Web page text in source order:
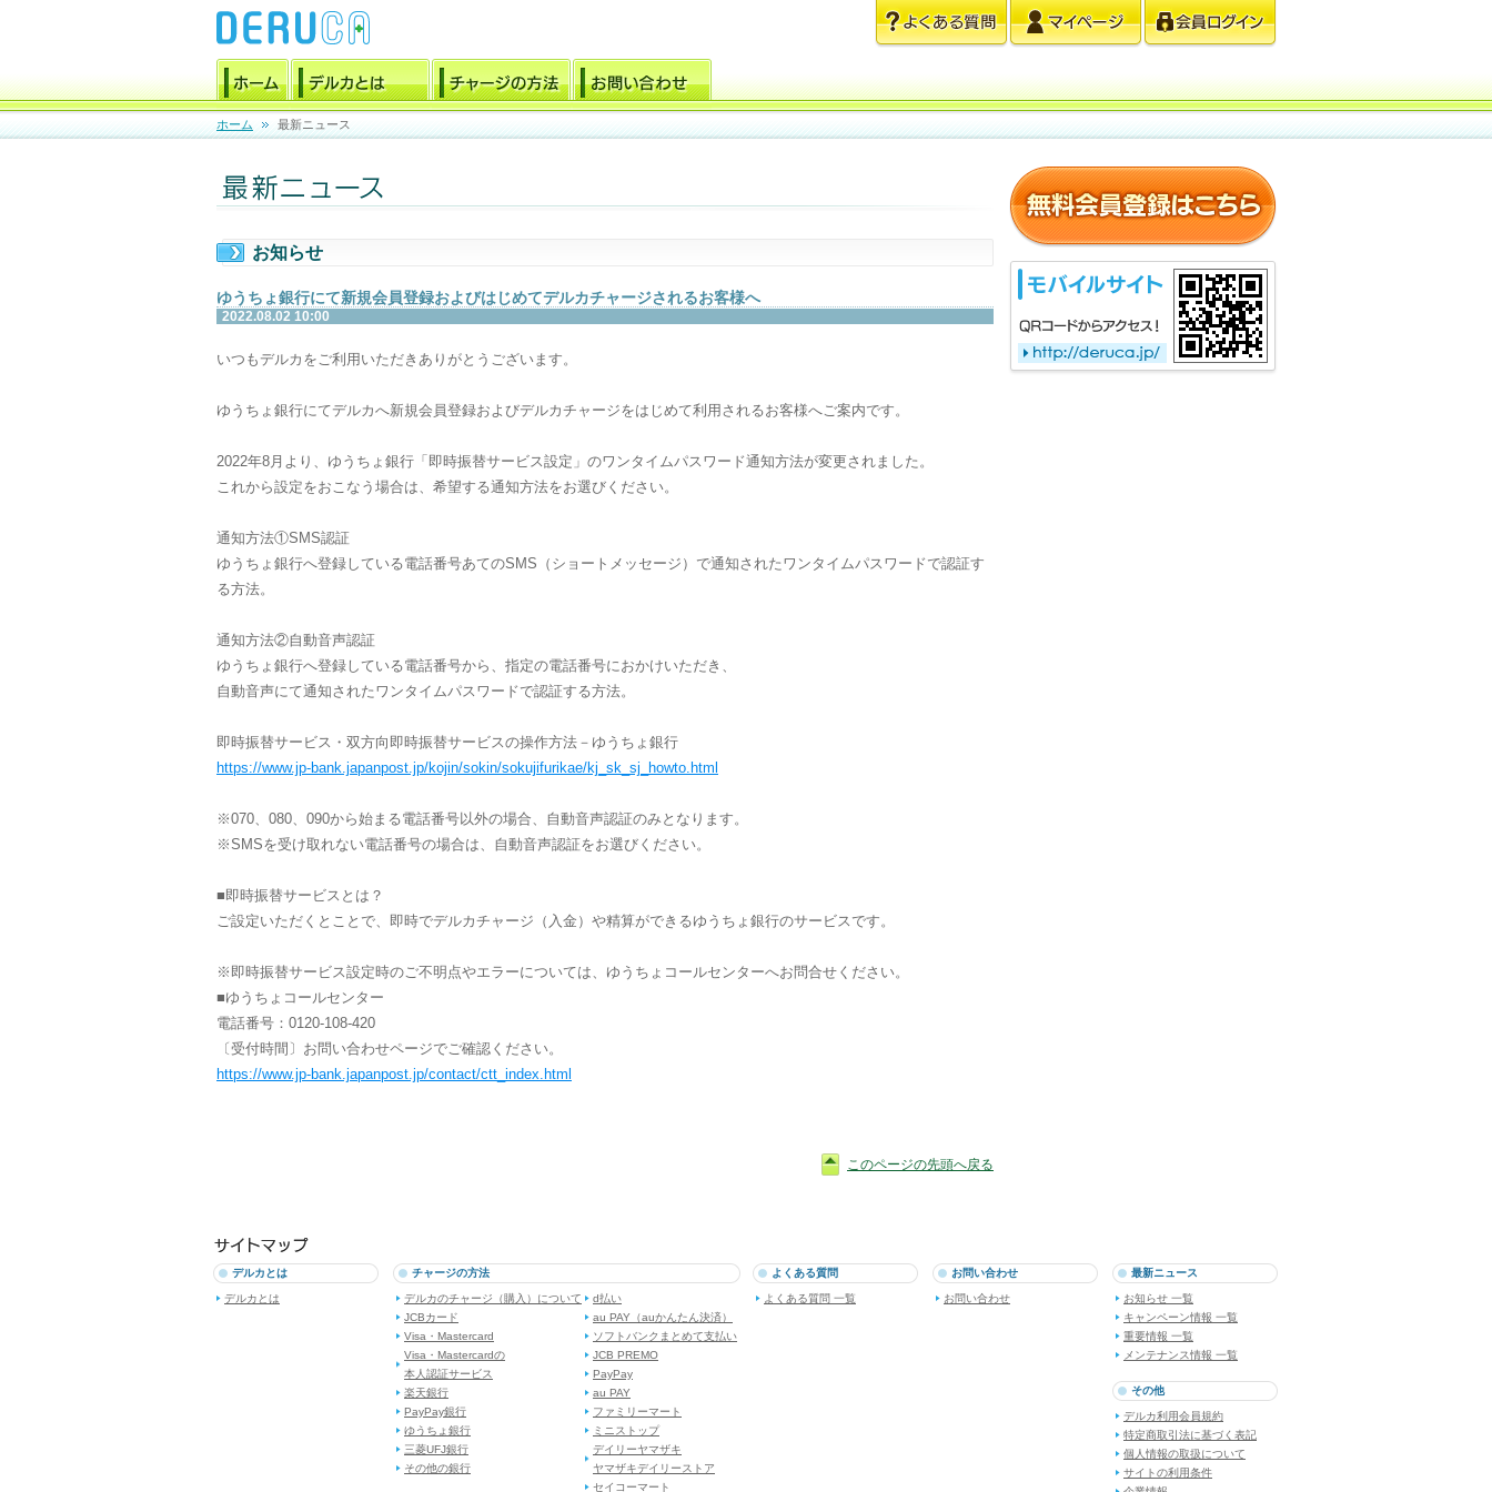
ホーム 最新ニュース
お知らせ
ゆうちょ銀行にて新規会員登録およびはじめてデルカチャージされるお客様へ
2022.08.02 10:00
いつもデルカをご利用いただきありがとうございます。
ゆうちょ銀行にてデルカへ新規会員登録およびデルカチャージをはじめて利用されるお客様へご案内です。
2022年8月より、ゆうちょ銀行「即時振替サービス設定」のワンタイムパスワード通知方法が変更されました。
これから設定をおこなう場合は、希望する通知方法をお選びください。
通知方法①SMS認証
ゆうちょ銀行へ登録している電話番号あてのSMS（ショートメッセージ）で通知されたワンタイムパスワードで認証す
る方法。
通知方法②自動音声認証
ゆうちょ銀行へ登録している電話番号から、指定の電話番号におかけいただき、
自動音声にて通知されたワンタイムパスワードで認証する方法。
即時振替サービス・双方向即時振替サービスの操作方法－ゆうちょ銀行
https://www.jp-bank.japanpost.jp/kojin/sokin/sokujifurikae/kj_sk_sj_howto.html
※070、080、090から始まる電話番号以外の場合、自動音声認証のみとなります。
※SMSを受け取れない電話番号の場合は、自動音声認証をお選びください。
■即時振替サービスとは？
ご設定いただくとことで、即時でデルカチャージ（入金）や精算ができるゆうちょ銀行のサービスです。
※即時振替サービス設定時のご不明点やエラーについては、ゆうちょコールセンターへお問合せください。
■ゆうちょコールセンター
電話番号：0120-108-420
〔受付時間〕お問い合わせページでご確認ください。
https://www.jp-bank.japanpost.jp/contact/ctt_index.html
このページの先頭へ戻る
デルカとは
デルカとは
チャージの方法
デルカのチャージ（購入）について
JCBカード
Visa・Mastercard
Visa・Mastercardの
本人認証サービス
楽天銀行
PayPay銀行
ゆうちょ銀行
三菱UFJ銀行
その他の銀行
d払い
au PAY（auかんたん決済）
ソフトバンクまとめて支払い
JCB PREMO
PayPay
au PAY
ファミリーマート
ミニストップ
デイリーヤマザキ
ヤマザキデイリーストア
セイコーマート
よくある質問
よくある質問 一覧
お問い合わせ
お問い合わせ
最新ニュース
お知らせ 一覧
キャンペーン情報 一覧
重要情報 一覧
メンテナンス情報 一覧
その他
デルカ利用会員規約
特定商取引法に基づく表記
個人情報の取扱について
サイトの利用条件